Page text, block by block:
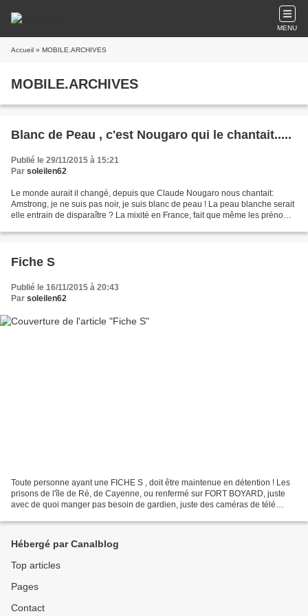
MENU
Accueil » MOBILE.ARCHIVES
MOBILE.ARCHIVES
Blanc de Peau , c'est Nougaro qui le chantait.....
Publié le 29/11/2015 à 15:21
Par soleilen62
Le monde aurait il changé, depuis que Claude Nougaro nous chantait:
Amstrong, je ne suis pas noir, je suis blanc de peau ! La peau blanche serait
elle entrain de disparaître ? La mixité en France, fait que même les prénoms
Fiche S
Publié le 16/11/2015 à 20:43
Par soleilen62
Toute personne ayant une FICHE S , doit être maintenue en détention ! Les
prisons de l'île de Ré, de Cayenne, ou renfermé sur FORT BOYARD, juste
avec de quoi manger pas besoin de gardien, juste des caméras de télé
Hébergé par Canalblog
Top articles
Pages
Contact